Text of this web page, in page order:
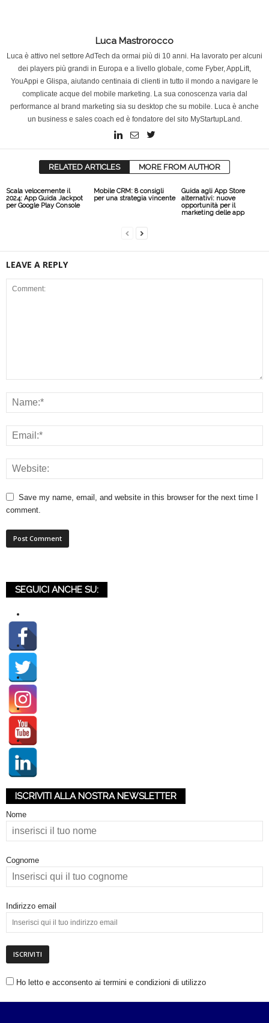
Luca Mastrorocco
Luca è attivo nel settore AdTech da ormai più di 10 anni. Ha lavorato per alcuni
dei players più grandi in Europa e a livello globale, come Fyber, AppLift,
YouAppi e Glispa, aiutando centinaia di clienti in tutto il mondo a navigare le
complicate acque del mobile marketing. La sua conoscenza varia dal
performance al brand marketing sia su desktop che su mobile. Luca è anche
un business e sales coach ed è fondatore del sito MyStartupLand.
RELATED ARTICLES MORE FROM AUTHOR
Scala velocemente il
2024: App Guida Jackpot
per Google Play Console
Mobile CRM: 8 consigli
per una strategia vincente
Guida agli App Store
alternativi: nuove
opportunità per il
marketing delle app
LEAVE A REPLY
Save my name, email, and website in this browser for the next time I
comment.
SEGUICI ANCHE SU:
ISCRIVITI ALLA NOSTRA NEWSLETTER
Nome
Cognome
Indirizzo email
Ho letto e acconsento ai termini e condizioni di utilizzo